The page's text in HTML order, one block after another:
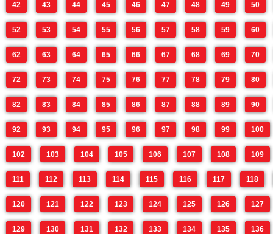
42 43 44 45 46 47 48 49 50
52 53 54 55 56 57 58 59 60
62 63 64 65 66 67 68 69 70
72 73 74 75 76 77 78 79 80
82 83 84 85 86 87 88 89 90
92 93 94 95 96 97 98 99 100
102 103 104 105 106 107 108 109
111 112 113 114 115 116 117 118
120 121 122 123 124 125 126 127
129 130 131 132 133 134 135 136